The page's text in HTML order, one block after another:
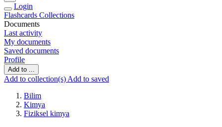
Login
Flashcards Collections
Documents
Last activity
My documents
Saved documents
Profile
Add to ...
Add to collection(s) Add to saved
Bilim
Kimya
Fiziksel kimya